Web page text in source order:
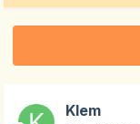
Klem